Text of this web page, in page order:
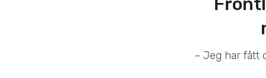
– Jeg har fått